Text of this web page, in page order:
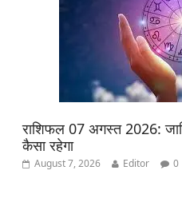
राशिफल 07 अगस्त 2026:
कैसा रहेगा
August 7, 2026 Editor 0